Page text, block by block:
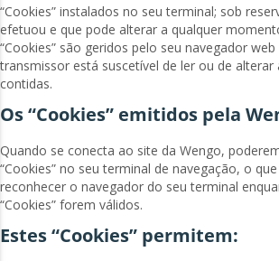
“Cookies” instalados no seu terminal; sob
efetuou e que pode alterar a qualquer
“Cookies” são geridos pelo seu navegador
transmissor está suscetível de ler ou de
contidas.
Os “Cookies” emitidos pela
Quando se conecta ao site da Wengo,
“Cookies” no seu terminal de navegação, o
reconhecer o navegador do seu terminal
“Cookies” forem válidos.
Estes “Cookies” permitem: